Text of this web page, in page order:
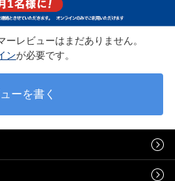
レビューはまだありません。
ンが必要です。